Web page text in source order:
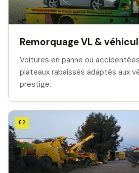
Remorquage VL &
Voitures en panne ou
plateaux rabaissés adaptés aux
prestige.
02